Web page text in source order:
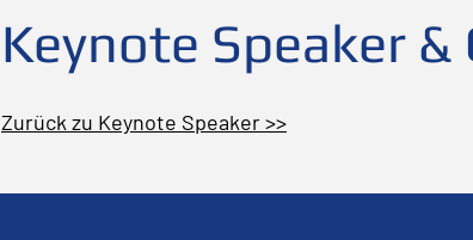
Keynote Speaker &
Zurück zu Keynote Speaker >>